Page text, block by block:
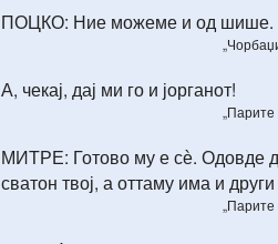
ПОЦКО: Ние можеме и од шише.
А, чекај, дај ми го и јорганот!
МИТРЕ: Готово му е сѐ. Одовде
сватон твој, а оттаму има и